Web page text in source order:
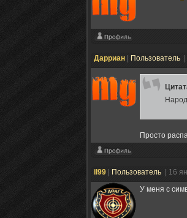
Дарриан Пользователь
Просто
il99 Пользователь
| 16
У меня с